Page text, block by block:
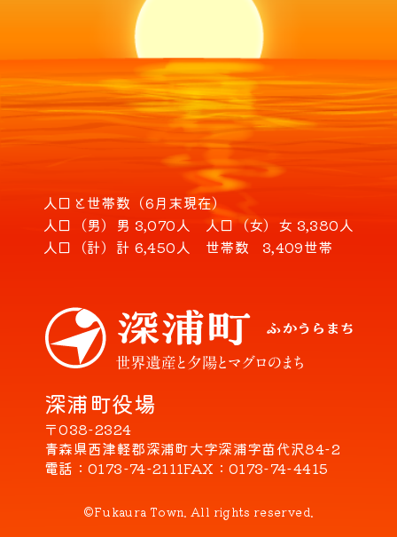
深浦町役場
〒038-2324
青森県西津軽郡深浦町大字深浦字苗代沢84-2
電話
0173-74-2111FAX 0173-74-4415
人口と世帯数（6月末現在）
人口（男） 男 3,070人 人口（女） 女 3,380人
人口（計） 計 6,450人 世帯数 3,409世帯
©Fukaura Town. All rights reserved.